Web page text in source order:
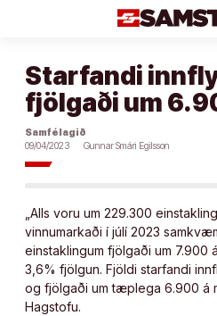
Starfandi
fjölgaði um
Samfélagið
09/04/2023
Gunnar Smári Egilsson
„Alls voru um 229.300
vinnumarkaði í júlí 2023
einstaklingum fjölgaði um 7.900
3,6% fjölgun. Fjöldi starfandi
og fjölgaði um tæplega 6.900 á
Hagstofu.